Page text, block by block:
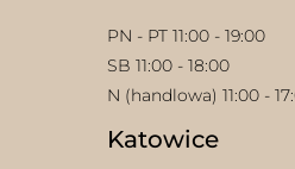
PN - PT 11:00 - 19:00
SB 11:00 - 18:00
N (handlowa) 11:00 -
Katowice